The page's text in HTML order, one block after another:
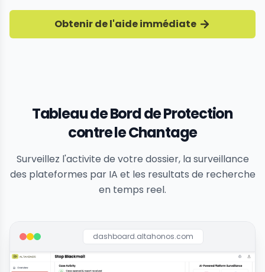
Obtenir de l'aide immédiate
Tableau de Bord de Protection
contre le Chantage
Surveillez l'activite de votre dossier, la surveillance
des plateformes par IA et les resultats de recherche
en temps reel.
dashboard.altahonos.com